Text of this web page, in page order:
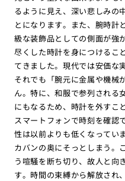
るように見え、深い悲しみの
とになります。また、腕時計
級な装飾品としての側面が強
尽くした時計を身につけるこ
てきました。現代では安価な
それでも「腕元に金属や機械
ん。特に、和服で参列される
にもなるため、時計を外すこ
スマートフォンで時刻を確認
性は以前よりも低くなってい
カバンの奥にそっとしまう。
う喧騒を断ち切り、故人と向
す。時間の束縛から解放され